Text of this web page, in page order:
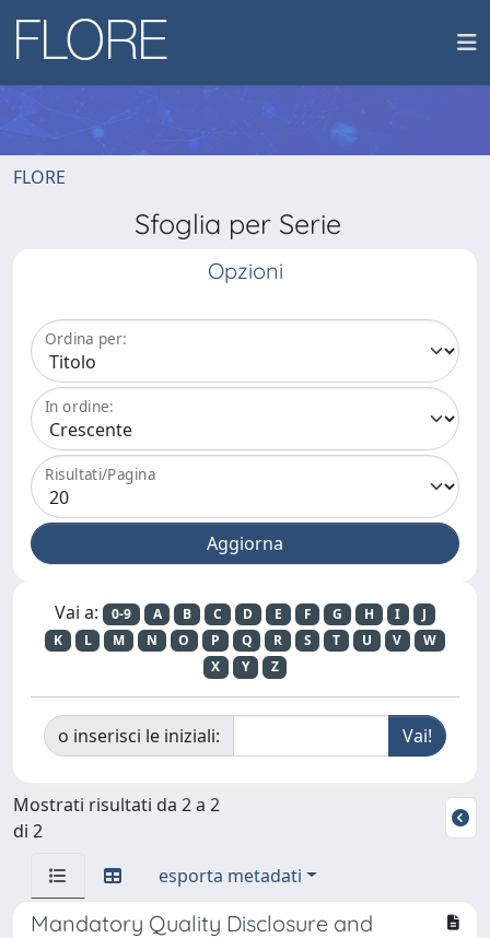
FLORE
Sfoglia per Serie
Opzioni
Ordina per:
In ordine:
Risultati/Pagina
Vai a: 0-9 A B C D E F G H I
J
K
L M N O P Q R S T U V
W
X
Y Z
o inserisci le iniziali:
Mostrati risultati da 2 a 2
di 2
esporta metadati
Mandatory Quality Disclosure and